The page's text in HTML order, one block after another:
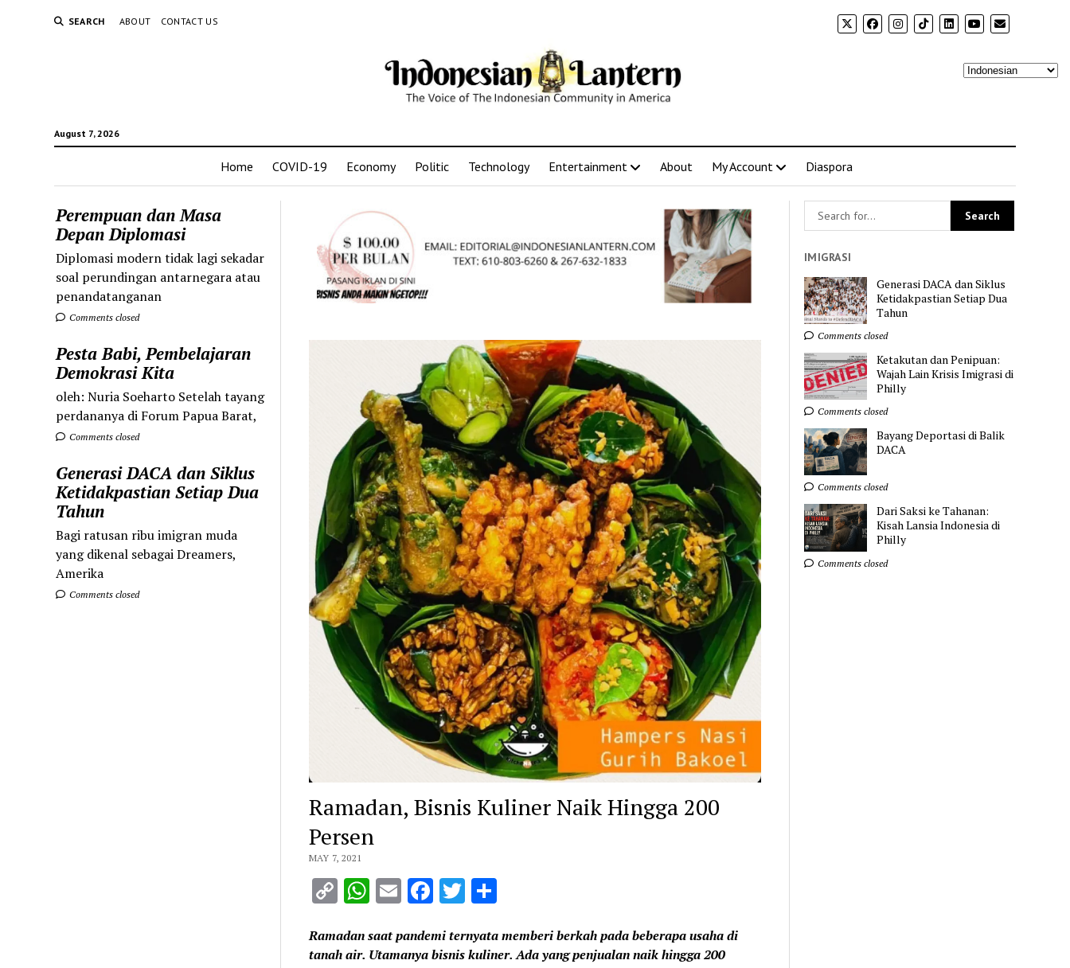
SEARCH ABOUT CONTACT US
August 7, 2026
Home COVID-19 Economy Politic Technology Entertainment About My Account Diaspora
Perempuan dan Masa
Depan Diplomasi
Diplomasi modern tidak lagi sekadar
soal perundingan antarnegara atau
penandatanganan
Comments closed
Pesta Babi, Pembelajaran
Demokrasi Kita
oleh: Nuria Soeharto Setelah tayang
perdananya di Forum Papua Barat,
Comments closed
Generasi DACA dan Siklus
Ketidakpastian Setiap Dua
Tahun
Bagi ratusan ribu imigran muda
yang dikenal sebagai Dreamers,
Amerika
Comments closed
Ramadan, Bisnis Kuliner Naik Hingga 200
Persen
MAY 7, 2021
CopyWhatsApp
EmailFacebook
Twitter
Share
Ramadan saat pandemi ternyata memberi berkah pada beberapa usaha di
tanah air. Utamanya bisnis kuliner. Ada yang penjualan naik hingga 200
IMIGRASI
Generasi DACA dan Siklus
Ketidakpastian Setiap Dua
Tahun
Comments closed
Ketakutan dan Penipuan:
Wajah Lain Krisis Imigrasi di
Philly
Comments closed
Bayang Deportasi di Balik
DACA
Comments closed
Dari Saksi ke Tahanan:
Kisah Lansia Indonesia di
Philly
Comments closed